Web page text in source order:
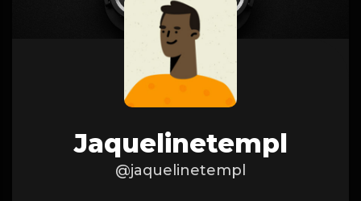
Jaquelinetempl
@jaquelinetempl